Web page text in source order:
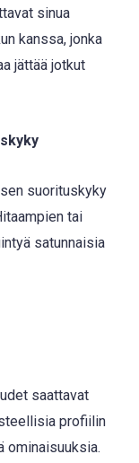
sinua
kanssa, jonka
jättää jotkut
suorituskyky
tai
satunnaisia
saattavat
profiilin
ominaisuuksia.